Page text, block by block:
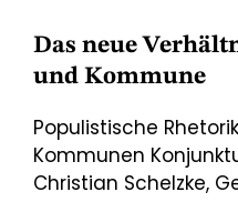
Das neue
und Kommune
Populistische
Kommunen
Christian Schelzke,